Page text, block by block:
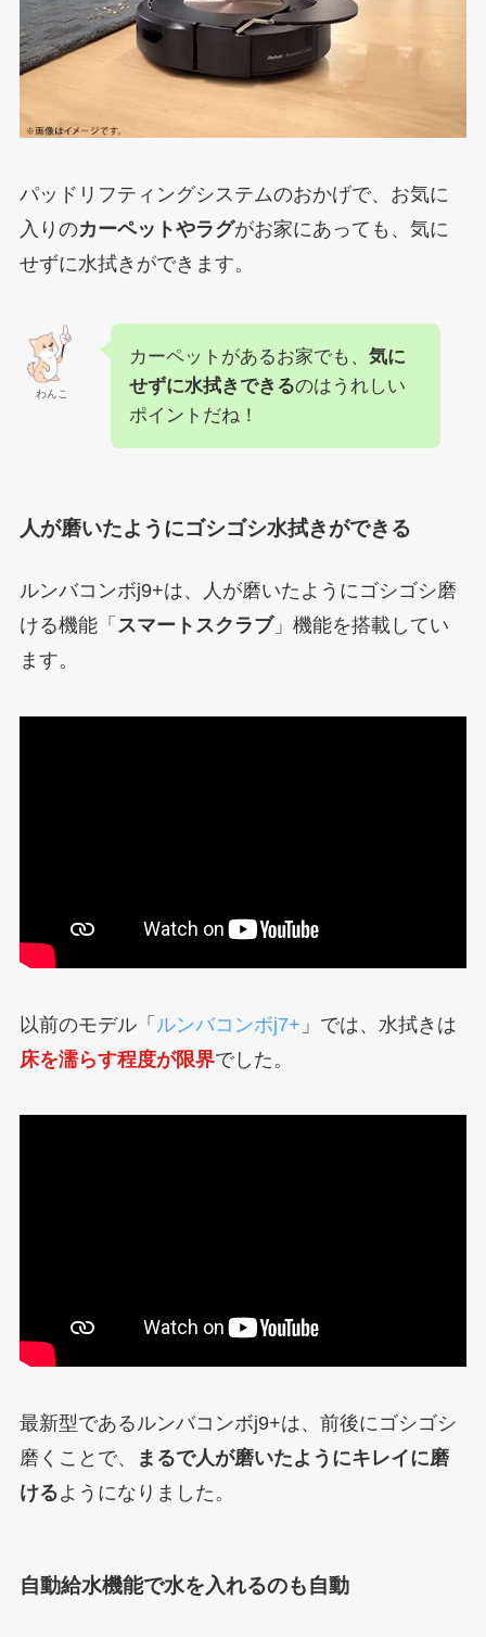
パッドリフティングシステムのおかげで、お気に
入りのカーペットやラグがお家にあっても、気に
せずに水拭きができます。
わんこ
カーペットがあるお家でも、 気に
せずに水拭きできるのはうれしい
ポイントだね！
人が磨いたようにゴシゴシ水拭きができる
ルンバコンボj9+は、人が磨いたようにゴシゴシ磨
ける機能「 スマートスクラブ」機能を搭載してい
ます。
以前のモデル「 ルンバコンボj7+ 」では、水拭きは
床を濡らす程度が限界でした。
最新型であるルンバコンボj9+は、前後にゴシゴシ
磨くことで、
まるで人が磨いたようにキレイに磨
けるようになりました。
自動給水機能で水を入れるのも自動